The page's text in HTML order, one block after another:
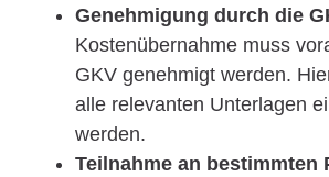
Genehmigung durch die
Kostenübernahme muss
GKV genehmigt werden.
alle relevanten Unterlagen
werden.
Teilnahme an bestimmten